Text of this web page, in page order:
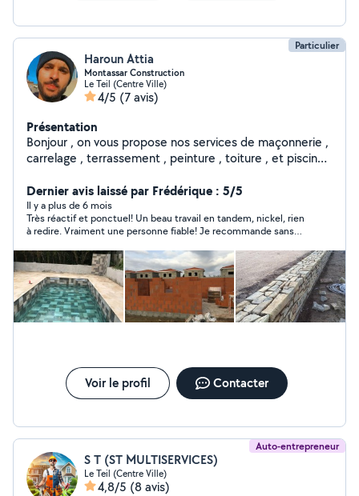
Particulier
Haroun Attia
Montassar Construction
Le Teil (Centre Ville)
4/5 (7 avis)
Présentation
Bonjour , on vous propose nos services de maçonnerie ,
carrelage , terrassement , peinture , toiture , et piscines
Dernier avis laissé par Frédérique : 5/5
Il y a plus de 6 mois
Très réactif et ponctuel! Un beau travail en tandem, nickel, rien
à redire. Vraiment une personne fiable! Je recommande sans
Voir le profil Contacter
Auto-entrepreneur
S T (ST MULTISERVICES)
Le Teil (Centre Ville)
4,8/5 (8 avis)